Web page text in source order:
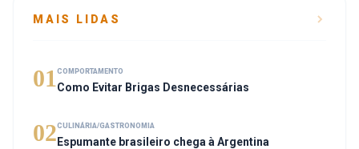
MAIS LIDAS
01 COMPORTAMENTO
Como Evitar Brigas Desnecessárias
02CULINÁRIA/GASTRONOMIA
Espumante brasileiro chega à Argentina